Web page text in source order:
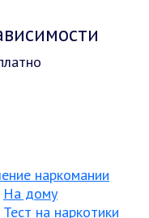
наркомании
На дому
Тест на наркотики